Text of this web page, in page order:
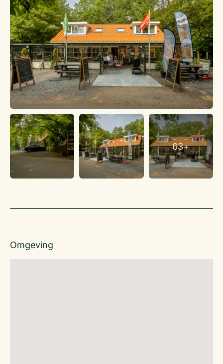
twaalfuurtjes. Als diner vallen vis- en vleesgerechten in de
smaak. Ook de stoofpotjes (tajine) worden gewaardeerd,
evenals gerechten die aansluiten bij het seizoen zoals
mosselen, wild en asperges. Voor groepen zijn er buffetten,
feesten en partijen mogelijk. Wat een fantastische plek voor
een familiefeest!
Restaurant Valkenisse is een heerlijke plek om te ondernemen.
Gasten genieten hier van de Zeeuwse rust en ruimte. Ze
komen te voet of op de fiets en genieten van al het moois dat
Zeeland te bieden heeft. Door hen gastvrij te ontvangen en
mooie, eerlijke gerechten te serveren draag je bij aan die
beleving. Vanzelfsprekend komen ze daar graag voor terug.
Voor info: De heer Bart. Brinkman
Regiomanager Zeeland
Telefoon | 06 -53960241 | 033-2581330
E-mail | b.brinkman@klaassenbv.nl
63+
Omgeving